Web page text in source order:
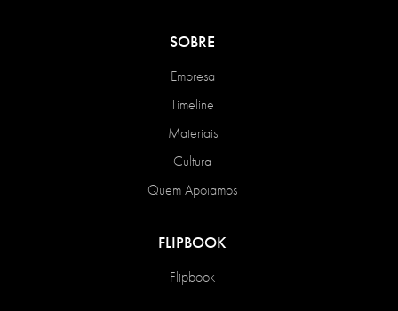
SOBRE
Empresa
Timeline
Materiais
Cultura
Quem Apoiamos
FLIPBOOK
Flipbook